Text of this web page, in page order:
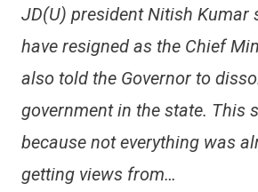
JD(U) president Nitish Kumar
have resigned as the Chief
also told the Governor to
government in the state. This
because not everything was
getting views from…